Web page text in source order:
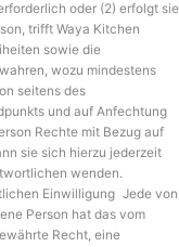
oder (2) erfolgt sie
trifft Waya Kitchen
sowie die
wozu mindestens
seitens des
und auf Anfechtung
Rechte mit Bezug auf
sie sich hierzu jederzeit
wenden.
Einwilligung Jede von
Person hat das vom
Recht, eine